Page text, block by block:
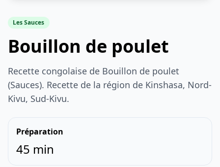
Les Sauces
Bouillon de poulet
Recette congolaise de Bouillon de poulet
(Sauces). Recette de la région de Kinshasa, Nord-
Kivu, Sud-Kivu.
Préparation
45 min